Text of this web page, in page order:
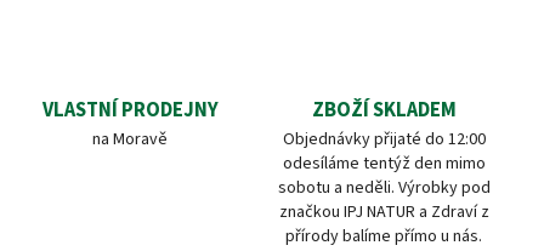
VLASTNÍ PRODEJNY
na Moravě
ZBOŽÍ SKLADEM
Objednávky přijaté do 12:00
odesíláme tentýž den mimo
sobotu a neděli. Výrobky pod
značkou IPJ NATUR a Zdraví z
přírody balíme přímo u nás.